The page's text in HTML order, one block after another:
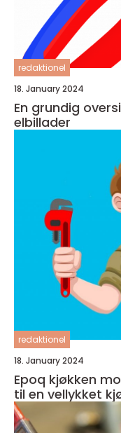
redaktionel
18. January 2024
En grundig
elbillader
redaktionel
18. January 2024
Epoq kjøkken
til en vellykket